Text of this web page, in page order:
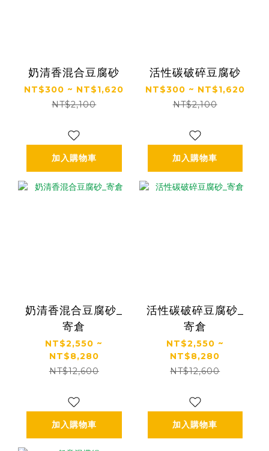
奶清香混合豆腐砂
NT$300 ~ NT$1,620
NT$2,100
加入購物車
活性碳破碎豆腐砂
NT$300 ~ NT$1,620
NT$2,100
加入購物車
奶清香混合豆腐砂_
寄倉
NT$2,550 ~
NT$8,280
NT$12,600
加入購物車
活性碳破碎豆腐砂_
寄倉
NT$2,550 ~
NT$8,280
NT$12,600
加入購物車